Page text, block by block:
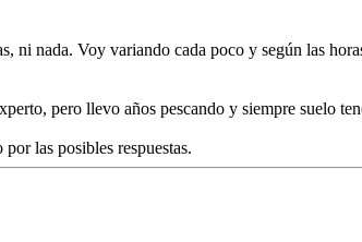
nada. Voy variando cada poco y según las
pero llevo años pescando y siempre suelo
las posibles respuestas.